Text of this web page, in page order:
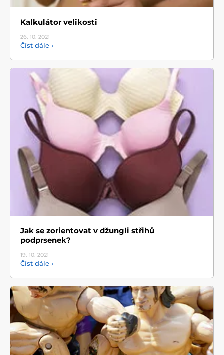
Kalkulátor velikosti
26. 10. 2021
Číst dále ›
Jak se zorientovat v džungli střihů
podprsenek?
19. 10. 2021
Číst dále ›